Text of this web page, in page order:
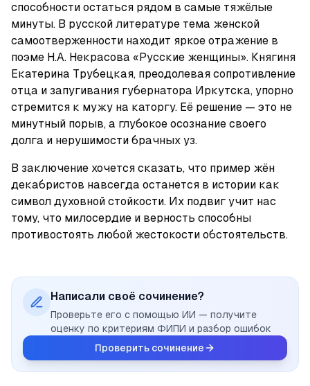
способности остаться рядом в самые тяжёлые
минуты. В русской литературе тема женской
самоотверженности находит яркое отражение в
поэме Н.А. Некрасова «Русские женщины». Княгиня
Екатерина Трубецкая, преодолевая сопротивление
отца и запугивания губернатора Иркутска, упорно
стремится к мужу на каторгу. Её решение — это не
минутный порыв, а глубокое осознание своего
долга и нерушимости брачных уз.
В заключение хочется сказать, что пример жён
декабристов навсегда останется в истории как
символ духовной стойкости. Их подвиг учит нас
тому, что милосердие и верность способны
противостоять любой жестокости обстоятельств.
Написали своё сочинение?
Проверьте его с помощью ИИ — получите
оценку по критериям ФИПИ и разбор ошибок
Проверить сочинение